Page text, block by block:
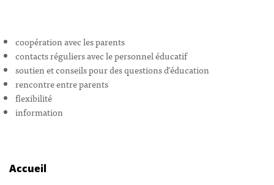
coopération avec les parents
contacts réguliers avec le personnel éducatif
soutien et conseils pour des questions d’éducation
rencontre entre parents
flexibilité
information
Accueil